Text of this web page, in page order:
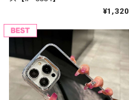
¥1,320